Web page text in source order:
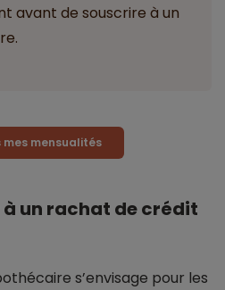
avant de souscrire à un
mes mensualités
un rachat de crédit
s’envisage pour les